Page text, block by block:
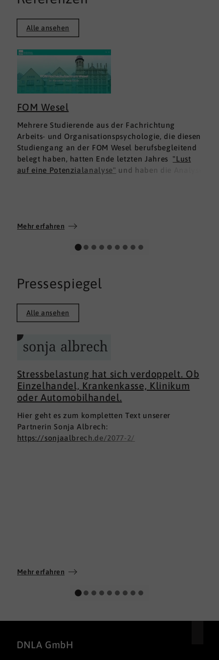
Alle ansehen
FOM Wesel
Mehrere Studierende aus der Fachrichtung
Arbeits- und Organisationspsychologie, die diesen
Studiengang an der FOM Wesel berufsbegleitend
belegt haben, hatten Ende letzten Jahres "Lust
auf eine Potenzialanalyse" und haben die Analyse
Wir wünschen allen Teilnehmerinnen und
persönlichen Weg und viel Erfolg.
Mehr erfahren
Pressespiegel
Alle ansehen
Stressbelastung hat sich verdoppelt. Ob
Einzelhandel, Krankenkasse, Klinikum
oder Automobilhandel.
Hier geht es zum kompletten Text unserer
Partnerin Sonja Albrech:
https://sonjaalbrech.de/2077-2/
Mehr erfahren
DNLA GmbH